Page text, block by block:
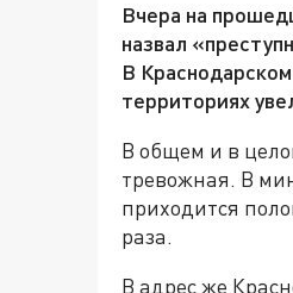
Вчера на
назвал
В
территориях
В общем и в
тревожная. В
приходится
раза.
В адрес же